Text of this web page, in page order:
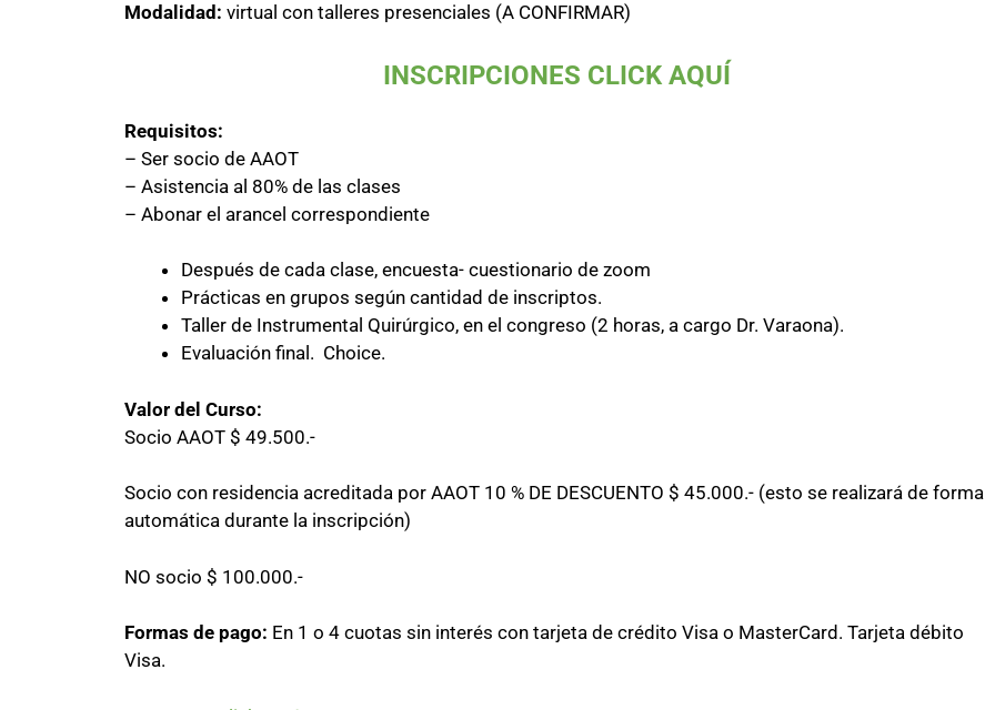
Modalidad: virtual con talleres presenciales (A CONFIRMAR)
INSCRIPCIONES CLICK AQUÍ
Requisitos:
– Ser socio de AAOT
– Asistencia al 80% de las clases
– Abonar el arancel correspondiente
Después de cada clase, encuesta- cuestionario de zoom
Prácticas en grupos según cantidad de inscriptos.
Taller de Instrumental Quirúrgico, en el congreso (2 horas, a cargo Dr. Varaona).
Evaluación final. Choice.
Valor del Curso:
Socio AAOT $ 49.500.-
Socio con residencia acreditada por AAOT 10 % DE DESCUENTO $ 45.000.- (esto se realizará de forma
automática durante la inscripción)
NO socio $ 100.000.-
Formas de pago: En 1 o 4 cuotas sin interés con tarjeta de crédito Visa o MasterCard. Tarjeta débito
Visa.